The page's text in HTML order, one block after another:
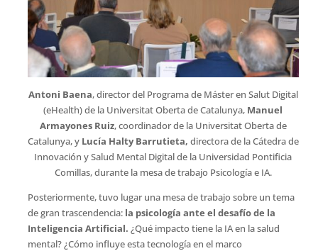
Antoni Baena, director del Programa de Máster en Salut Digital
(eHealth) de la Universitat Oberta de Catalunya, Manuel
Armayones Ruiz, coordinador de la Universitat Oberta de
Catalunya, y Lucía Halty Barrutieta, directora de la Cátedra de
Innovación y Salud Mental Digital de la Universidad Pontificia
Comillas, durante la mesa de trabajo Psicología e IA.
Posteriormente, tuvo lugar una mesa de trabajo sobre un tema
de gran trascendencia: la psicología ante el desafío de la
Inteligencia Artificial. ¿Qué impacto tiene la IA en la salud
mental? ¿Cómo influye esta tecnología en el marco